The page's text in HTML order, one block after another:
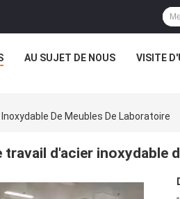
AU SUJET DE NOUS VISITE
De Meubles De Laboratoire
travail d'acier inoxydable